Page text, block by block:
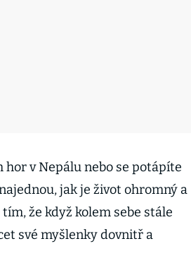
hor v Nepálu nebo se potápíte
jak je život ohromný a
že když kolem sebe stále
své myšlenky dovnitř a